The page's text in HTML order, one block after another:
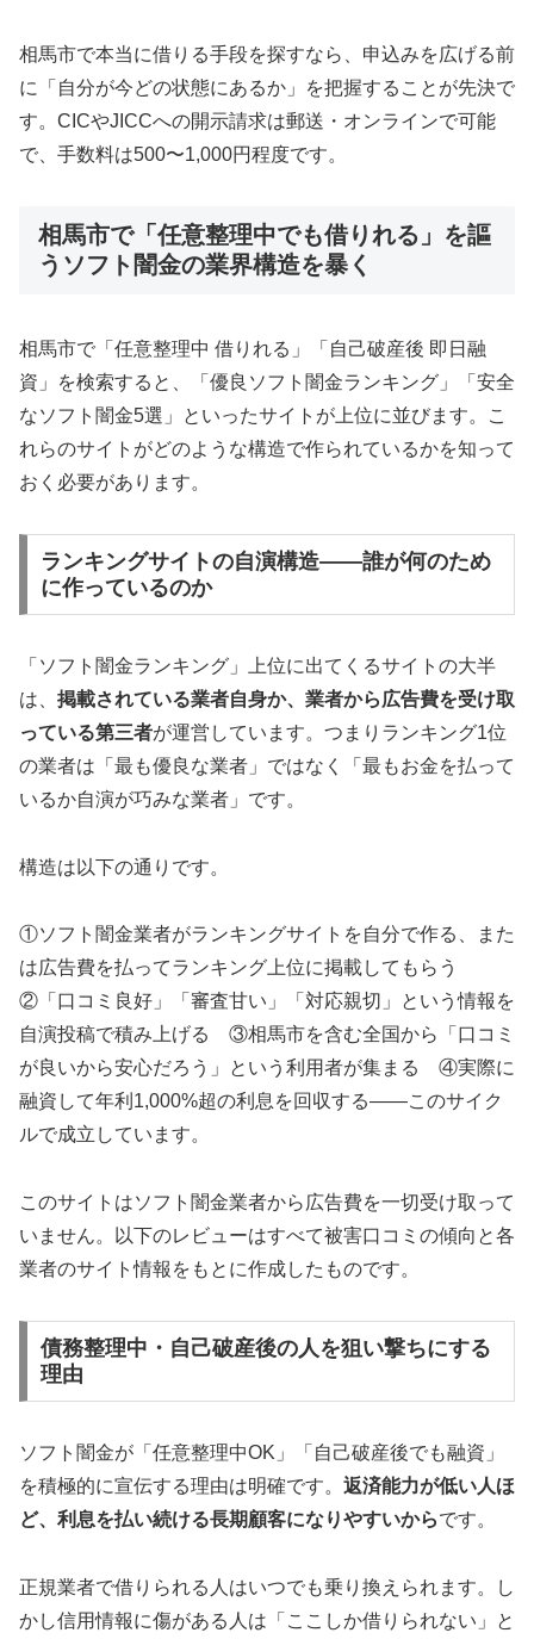
相馬市で本当に借りる手段を探すなら、申込みを広げる前
に「自分が今どの状態にあるか」を把握することが先決で
す。CICやJICCへの開示請求は郵送・オンラインで可能
で、手数料は500〜1,000円程度です。
相馬市で「任意整理中でも借りれる」を謳
うソフト闇金の業界構造を暴く
相馬市で「任意整理中 借りれる」「自己破産後 即日融
資」を検索すると、「優良ソフト闇金ランキング」「安全
なソフト闇金5選」といったサイトが上位に並びます。こ
れらのサイトがどのような構造で作られているかを知って
おく必要があります。
ランキングサイトの自演構造——誰が何のため
に作っているのか
「ソフト闇金ランキング」上位に出てくるサイトの大半
は、 掲載されている業者自身か、業者から広告費を受け取
っている第三者が運営しています。つまりランキング1位
の業者は「最も優良な業者」ではなく「最もお金を払って
いるか自演が巧みな業者」です。
構造は以下の通りです。
①ソフト闇金業者がランキングサイトを自分で作る、また
は広告費を払ってランキング上位に掲載してもらう
②「口コミ良好」「審査甘い」「対応親切」という情報を
自演投稿で積み上げる ③相馬市を含む全国から「口コミ
が良いから安心だろう」という利用者が集まる ④実際に
融資して年利1,000%超の利息を回収する——このサイク
ルで成立しています。
このサイトはソフト闇金業者から広告費を一切受け取って
いません。以下のレビューはすべて被害口コミの傾向と各
業者のサイト情報をもとに作成したものです。
債務整理中・自己破産後の人を狙い撃ちにする
理由
ソフト闇金が「任意整理中OK」「自己破産後でも融資」
を積極的に宣伝する理由は明確です。 返済能力が低い人ほ
ど、利息を払い続ける長期顧客になりやすいからです。
正規業者で借りられる人はいつでも乗り換えられます。し
かし信用情報に傷がある人は「ここしか借りられない」と